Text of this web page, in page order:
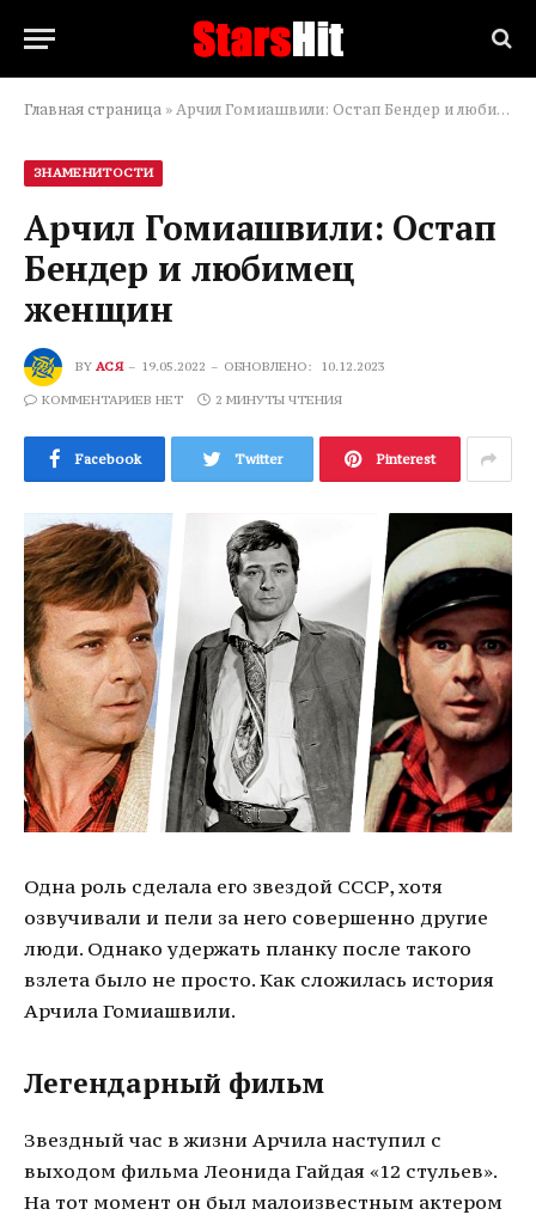
Главная страница » Арчил Гомиашвили: Остап Бендер и любимец женщин
ЗНАМЕНИТОСТИ
Арчил Гомиашвили: Остап
Бендер и любимец
женщин
BY АСЯ 19.05.2022 ОБНОВЛЕНО: 10.12.2023
КОММЕНТАРИЕВ НЕТ 2 МИНУТЫ ЧТЕНИЯ
Facebook Twitter Pinterest
Одна роль сделала его звездой СССР, хотя
озвучивали и пели за него совершенно другие
люди. Однако удержать планку после такого
взлета было не просто. Как сложилась история
Арчила Гомиашвили.
Легендарный фильм
Звездный час в жизни Арчила наступил с
выходом фильма Леонида Гайдая «12 стульев».
На тот момент он был малоизвестным актером